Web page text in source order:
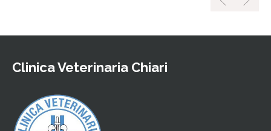
Clinica Veterinaria Chiari